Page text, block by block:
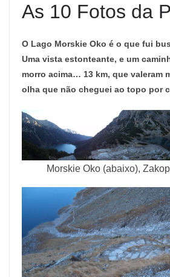
As 10 Fotos da
O Lago Morskie Oko é o que fui
Uma vista estonteante, e um
morro acima… 13 km, que valeram
olha que não cheguei ao topo por
Morskie Oko (abaixo),